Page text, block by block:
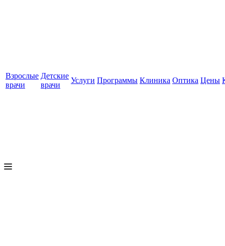
Взрослые
врачи
Детские
врачи
Услуги Программы Клиника Оптика Цены